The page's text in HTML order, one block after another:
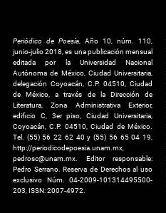
Periódico de Poesía , Año 10, núm. 110,
junio-julio 2018, es una publicación mensual
editada por la Universidad Nacional
Autónoma de México, Ciudad Universitaria,
delegación Coyoacán, C.P. 04510, Ciudad
de México, a través de la Dirección de
Literatura, Zona Administrativa Exterior,
edificio C, 3er piso, Ciudad Universitaria,
Coyoacán, C.P. 04510, Ciudad de México.
Tel. (55) 56 22 62 40 y (55) 56 65 04 19,
http://periodicodepoesia.unam.mx,
pedrosc@unam.mx. Editor responsable:
Pedro Serrano. Reserva de Derechos al uso
exclusivo Núm. 04-2009-101314495500-
203, ISSN: 2007-4972.